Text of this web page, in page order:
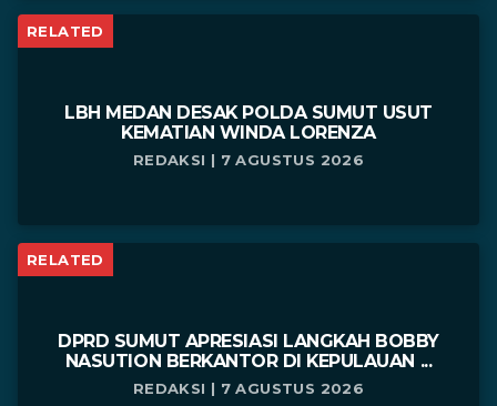
RELATED
LBH MEDAN DESAK POLDA SUMUT USUT
KEMATIAN WINDA LORENZA
REDAKSI | 7 AGUSTUS 2026
RELATED
DPRD SUMUT APRESIASI LANGKAH BOBBY
NASUTION BERKANTOR DI KEPULAUAN ...
REDAKSI | 7 AGUSTUS 2026